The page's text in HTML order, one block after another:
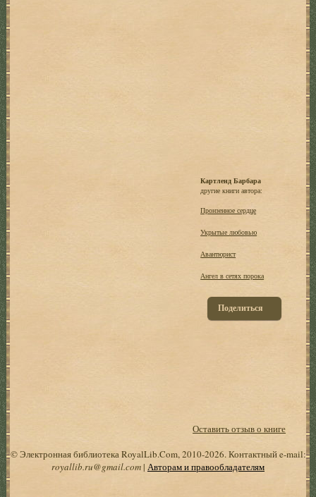
Картленд Барбара
другие книги автора:
Пронзенное сердце
Укрытые любовью
Авантюрист
Ангел в сетях порока
Поделиться
Оставить отзыв о книге
© Электронная библиотека RoyalLib.Com, 2010-2026. Контактный e-mail:
royallib.ru@gmail.com| Авторам и правообладателям